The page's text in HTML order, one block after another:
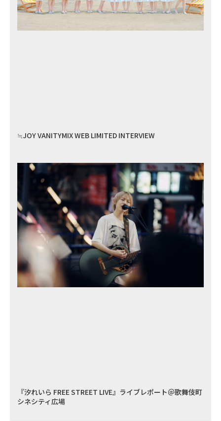
≒JOY VANITYMIX WEB LIMITED INTERVIEW
『汐れいら FREE STREET LIVE』ライブレポート＠歌舞伎町
シネシティ広場